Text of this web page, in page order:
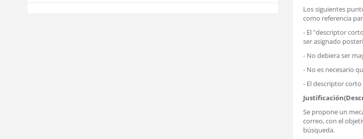
Los siguientes
como referencia
- El "descriptor
ser asignado
- No debiera ser
- No es necesario
- El descriptor
Se propone un
correo, con el
búsqueda.